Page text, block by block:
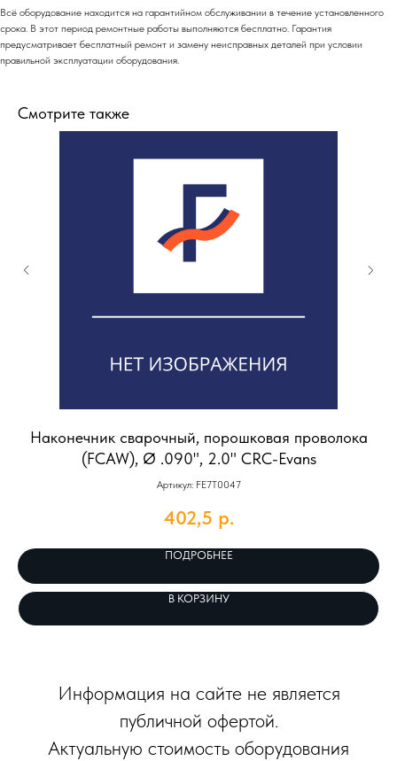
Всё оборудование находится на гарантийном обслуживании в течение установленного
срока. В этот период ремонтные работы выполняются бесплатно. Гарантия
предусматривает бесплатный ремонт и замену неисправных деталей при условии
правильной эксплуатации оборудования.
Смотрите также
Наконечник сварочный, порошковая проволока
(FCAW), Ø .090", 2.0" CRC-Evans
Артикул: FE7T0047
402,5 р.
ПОДРОБНЕЕ
В КОРЗИНУ
Информация на сайте не является
публичной офертой.
Актуальную стоимость оборудования